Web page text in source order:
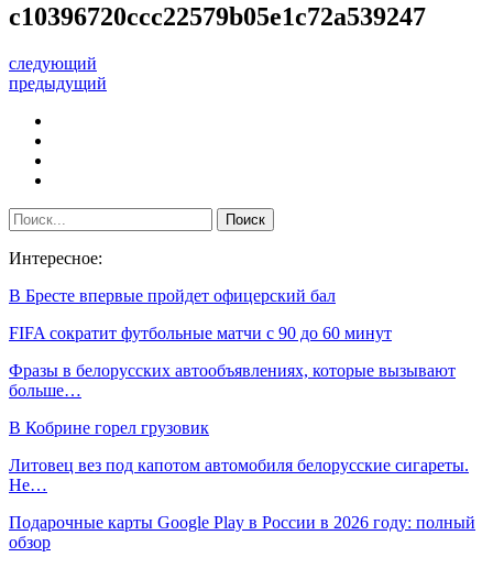
c10396720ccc22579b05e1c72a539247
следующий
предыдущий
Интересное:
В Бресте впервые пройдет офицерский бал
FIFA сократит футбольные матчи с 90 до 60 минут
Фразы в белорусских автообъявлениях, которые вызывают
больше…
В Кобрине горел грузовик
Литовец вез под капотом автомобиля белорусские сигареты.
Не…
Подарочные карты Google Play в России в 2026 году: полный
обзор